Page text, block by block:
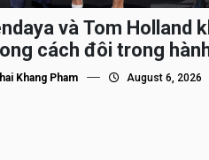
và Tom Holland
cách đôi trong
Man
Khang Pham August 6, 2026